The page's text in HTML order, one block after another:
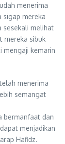
menerima
sigap mereka
sesekali melihat
mereka sibuk
mengaji kemarin
menerima
semangat
bermanfaat dan
menjadikan
Hafidz.